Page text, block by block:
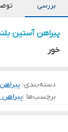
بررسی
پیراهن آستین
خور
دسته‌بندی:
برچسب‌ها :